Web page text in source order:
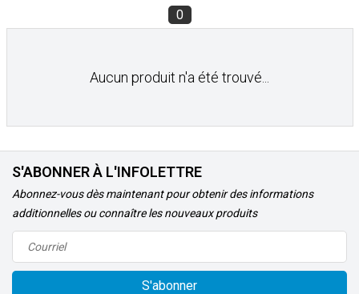
0
Aucun produit n'a été trouvé...
S'ABONNER À L'INFOLETTRE
Abonnez-vous dès maintenant pour obtenir des informations
additionnelles ou connaître les nouveaux produits
S'abonner